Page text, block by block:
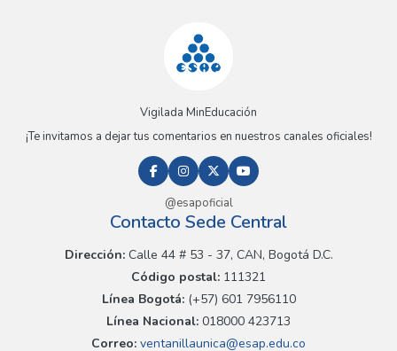
Vigilada MinEducación
¡Te invitamos a dejar tus comentarios en nuestros canales oficiales!
@esapoficial
Contacto Sede Central
Dirección:Calle 44 # 53 - 37, CAN, Bogotá D.C.
Código postal: 111321
Línea Bogotá:(+57) 601 7956110
Línea Nacional: 018000 423713
Correo: ventanillaunica@esap.edu.co